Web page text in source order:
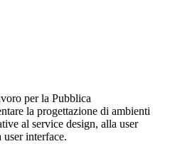
per la Pubblica
la progettazione di ambienti
al service design, alla user
user interface.